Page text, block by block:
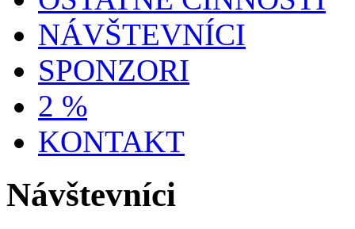
NÁVŠTEVNÍCI
SPONZORI
2 %
KONTAKT
Návštevníci